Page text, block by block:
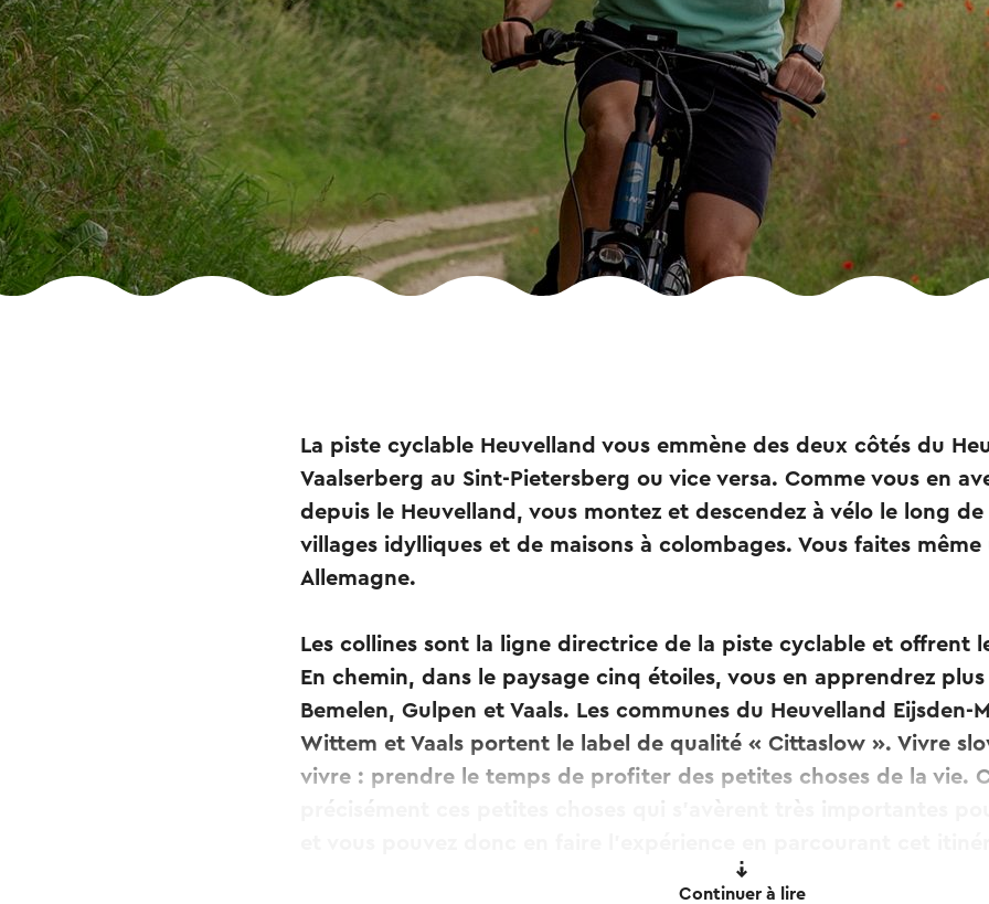
La piste cyclable Heuvelland vous emmène des deux côtés du
Vaalserberg au Sint-Pietersberg ou vice versa. Comme vous en
depuis le Heuvelland, vous montez et descendez à vélo le long de
villages idylliques et de maisons à colombages. Vous faites même
Allemagne.
Les collines sont la ligne directrice de la piste cyclable et offrent
En chemin, dans le paysage cinq étoiles, vous en apprendrez
Bemelen, Gulpen et Vaals. Les communes du Heuvelland Eijsden-
Wittem et Vaals portent le label de qualité « Cittaslow ». Vivre
vivre : prendre le temps de profiter des petites choses de la vie.
Continuer à lire